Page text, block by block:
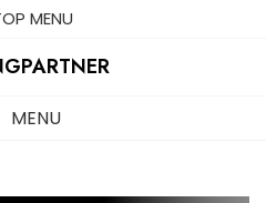
MENU
MENU